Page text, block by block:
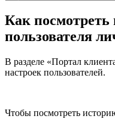
Как
пользователя
В разделе «Портал
настроек пользователей.
Чтобы посмотреть